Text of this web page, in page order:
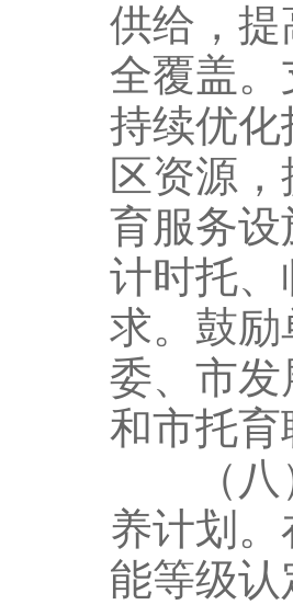
供给，
全覆盖
持续优
区资源
育服务
计时托
求。鼓
委、市
和市托
（八）
养计划
能等级